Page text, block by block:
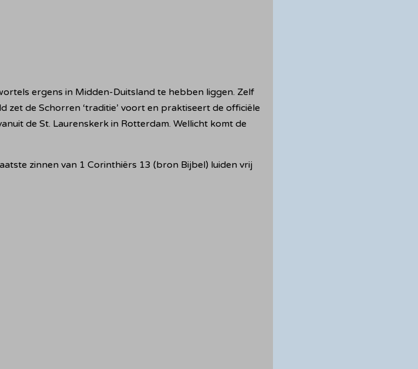
ergens in Midden-Duitsland te hebben liggen. Zelf
zet de Schorren ‘traditie’ voort en praktiseert de officiële
de St. Laurenskerk in Rotterdam. Wellicht komt de
zinnen van 1 Corinthiërs 13 (bron Bijbel) luiden vrij